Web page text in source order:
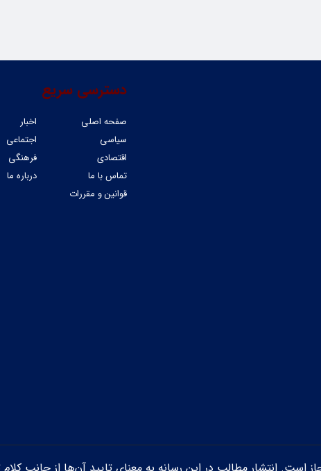
دسترسی سریع
صفحه اصلی
اخبار
سیاسی
اجتماعی
اقتصادی
فرهنگی
تماس با ما
درباره ما
قوانین و مقررات